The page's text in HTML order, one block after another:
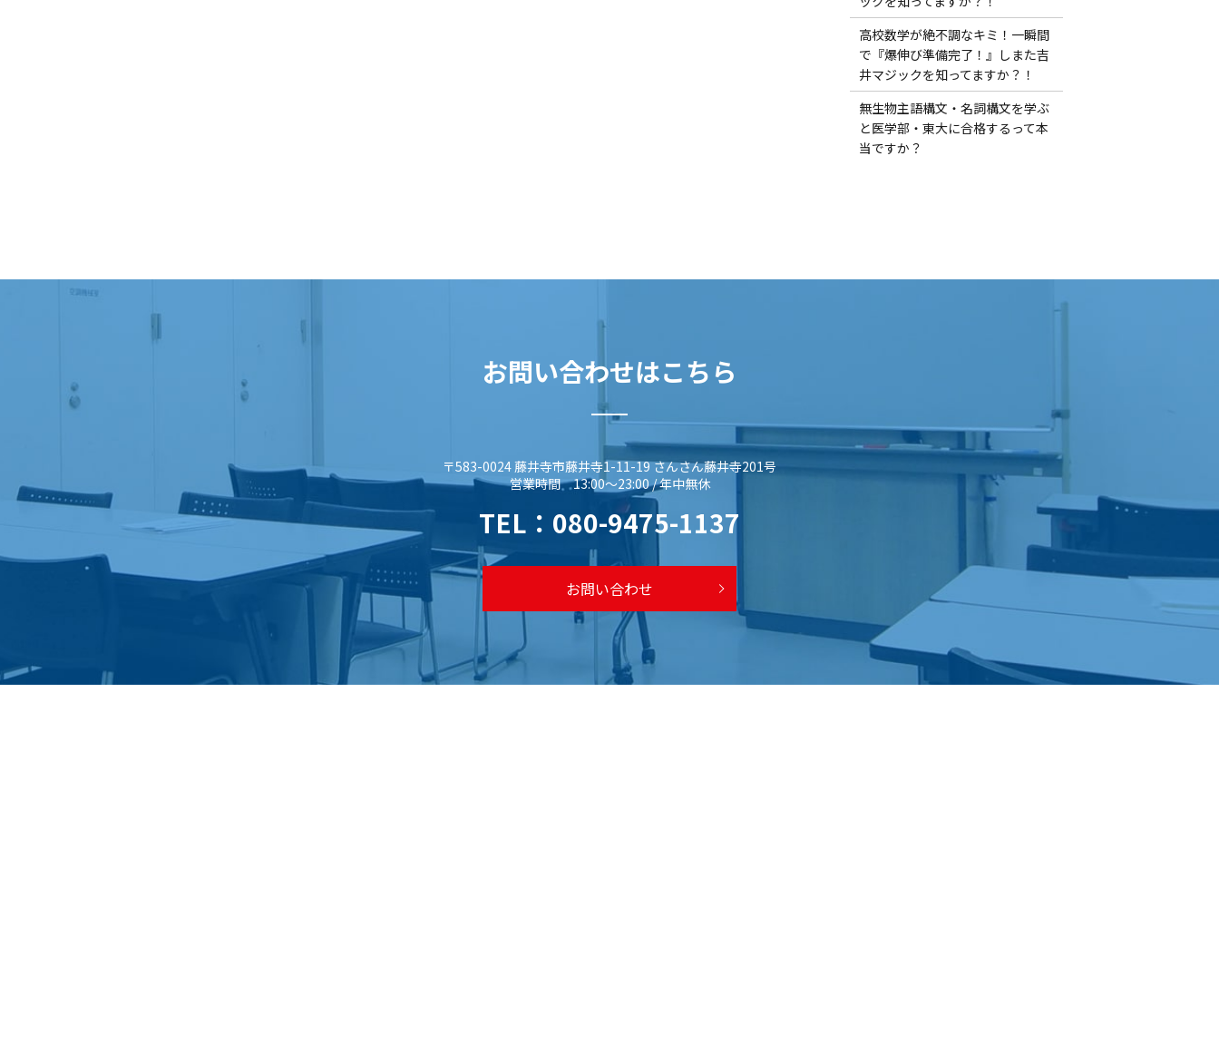
高校数学が絶不調なキミ！一瞬間
で『爆伸び準備完了！』しまた吉
井マジックを知ってますか？！
無生物主語構文・名詞構文を学ぶ
と医学部・東大に合格するって本
当ですか？
お問い合わせはこちら
〒583-0024 藤井寺市藤井寺1-11-19 さんさん藤井寺201号
営業時間 13:00～23:00 / 年中無休
TEL： 080-9475-1137
お問い合わせ